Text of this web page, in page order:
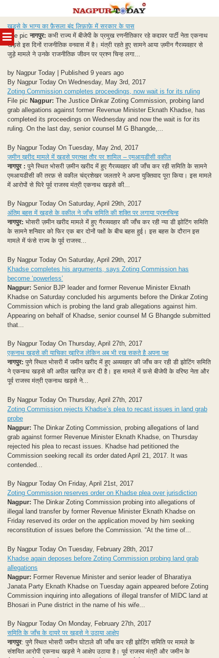
MENU
to
content
खड़से के भाग्य का फ़ैसला बंद लिफ़ाफ़े में सरकार के पास
File picनागपुर: कभी राज्य में बीजेपी के प्रमुख रणनीतिकार रहे कद्दावर पार्टी नेता एकनाथ
खड़से इस दिनों राजनीतिक वनवास में है। मंत्री रहते हुए सामने आया ज़मीन गैरव्यवहार से
जुड़े मामले ने उनके राजनीतिक जीवन पर प्रश्न चिन्ह लगा...
by Nagpur Today | Published 9 years ago
By Nagpur Today On Wednesday, May 3rd, 2017
Zoting Commission completes proceedings, now wait is for its ruling
File pic Nagpur: The Justice Dinkar Zoting Commission, probing land
grab allegations against former Revenue Minister Eknath Khadse, has
completed its proceedings on Wednesday and now the wait is for its
ruling. On the last day, senior counsel M G Bhangde,...
By Nagpur Today On Tuesday, May 2nd, 2017
ज़मीन ख़रीद मामले में खड़से प्रत्यक्ष तौर पर शामिल – एमआयडीसी वकील
नागपुर : पुने स्थित भोसरी ज़मीन खरीद में हुए गैरव्यवहार की जाँच कर रही समिति के सामने
एमआयडीसी की तरफ़ से वकील चंद्रशेखर जलतारे ने अपना युक्तिवाद पूरा किया। इस मामले
में आरोपों से घिरे पूर्व राजस्व मंत्री एकनाथ खड़से की...
By Nagpur Today On Saturday, April 29th, 2017
अंतिम बहस में खड़से के वकील ने जाँच समिति की शक्ति पर लगाया प्रश्नचिन्ह
नागपुर: भोसरी ज़मीन खरीद मामले में हुए गैरव्यवहार की जाँच कर रही न्या डी झोटिंग समिति
के सामने शनिवार को फिर एक बार दोनों पक्षों के बीच बहस हुई। इस बहस के दौरान इस
मामले में फंसे राज्य के पूर्व राजस्व...
By Nagpur Today On Saturday, April 29th, 2017
Khadse completes his arguments, says Zoting Commission has
become ‘powerless’
Nagpur: Senior BJP leader and former Revenue Minister Eknath
Khadse on Saturday concluded his arguments before the Dinkar Zoting
Commission which is probing the land grab allegations against him.
Appearing on behalf of Khadse, senior counsel M G Bhangde submitted
that...
By Nagpur Today On Thursday, April 27th, 2017
एकनाथ खड़से की याचिका ख़ारिज लेकिन अब भी रख सकते है अपना पक्ष
नागपुर: पुणे स्थित भोसरी में जमीन खरीद में हुए अव्यवहार की जाँच कर रही डी झोटिंग समिति
ने एकनाथ खड़से की अपील खारिज़ कर दी है। इस मामले में फ़से बीजेपी के वरिष्ठ नेता और
पूर्व राजस्व मंत्री एकनाथ खड़से ने...
By Nagpur Today On Thursday, April 27th, 2017
Zoting Commission rejects Khadse’s plea to recast issues in land grab
probe
Nagpur: The Dinkar Zoting Commission, probing allegations of land
grab against former Revenue Minister Eknath Khadse, on Thursday
rejected his plea to recast issues. Khadse had petitioned the
Commission seeking recall its order dated April 21, 2017. It was
contended...
By Nagpur Today On Friday, April 21st, 2017
Zoting Commission reserves order on Khadse plea over jurisdiction
Nagpur: The Dinkar Zoting Commission probing into allegations of
illegal land transfer by former Revenue Minister Eknath Khadse on
Friday reserved its order on the application moved by him seeking
reconstitution of issues before the Commission. “At the time of...
By Nagpur Today On Tuesday, February 28th, 2017
Khadse again deposes before Zoting Commission probing land grab
allegations
Nagpur: Former Revenue Minister and senior leader of Bharatiya
Janata Party Eknath Khadse on Tuesday again appeared before Zoting
Commission inquiring into allegations of illegal transfer of MIDC land at
Bhosari in Pune district in the name of his wife...
By Nagpur Today On Monday, February 27th, 2017
समिति के जाँच के दायरे पर खड़से ने उठाया आक्षेप
नागपुर: पुणे स्थित भोसरी जमीन घोटाले की जाँच कर रही झोटिंग समिति पर मामले के
संशयित आरोपी एकनाथ खड़से ने आक्षेप उठाया है। पूर्व राजस्व मंत्री और जमीन के